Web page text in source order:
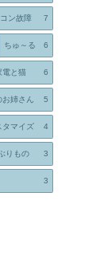
ン故障 7
ちゅ～る 6
電と猫 6
姉さん 5
タマイズ 4
りもの 3
3